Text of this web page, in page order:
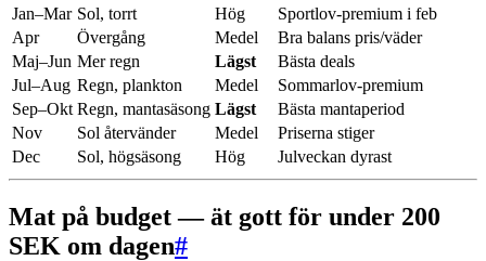
Jan–Mar Sol, torrt Hög
Sportlov-premium i feb
Apr
Övergång Medel
Bra balans pris/väder
Maj–Jun Mer regn Lägst
Bästa deals
Jul–Aug Regn, plankton Medel
Sommarlov-premium
Sep–Okt Regn, mantasäsong Lägst
Bästa mantaperiod
Nov
Sol återvänder Medel
Priserna stiger
Dec
Sol, högsäsong Hög Julveckan dyrast
Mat på budget — ät gott för under 200
SEK om dagen#